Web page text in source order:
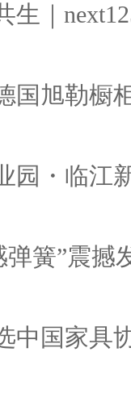
生｜
国旭勒橱
园・临江
簧”震撼
中国家具